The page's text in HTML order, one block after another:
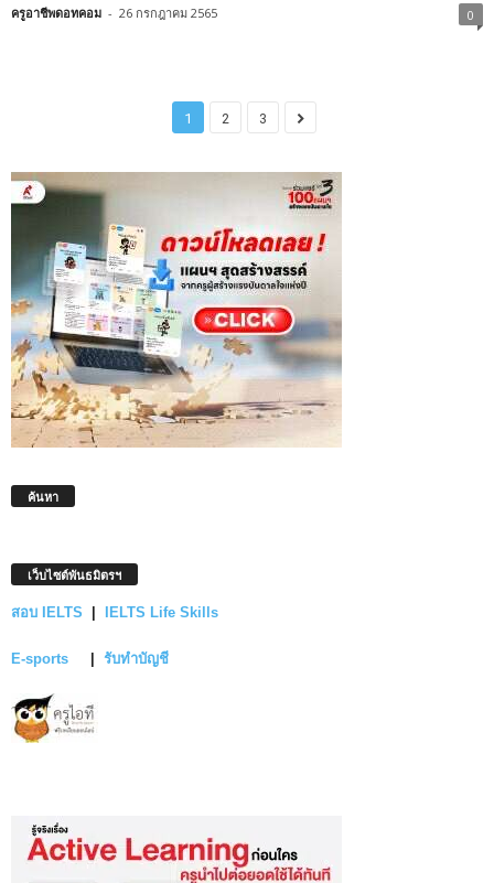
ครูอาชีพดอทคอม - 26 กรกฎาคม 2565 0
1 2 3
ค้นหา
เว็บไซต์พันธมิตรฯ
สอบ IELTS | IELTS Life Skills
E-sports | รับทำบัญชี